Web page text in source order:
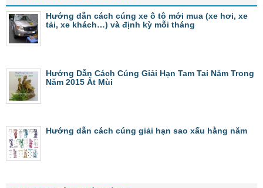
Hướng dẫn cách cúng xe ô tô mới mua (xe hơi, xe
tải, xe khách…) và định kỳ mỗi tháng
Hướng Dẫn Cách Cúng Giải Hạn Tam Tai Năm Trong
Năm 2015 Ất Mùi
Hướng dẫn cách cúng giải hạn sao xấu hằng năm